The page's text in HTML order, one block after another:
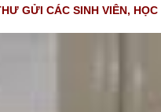
GỬI CÁC SINH VIÊN,